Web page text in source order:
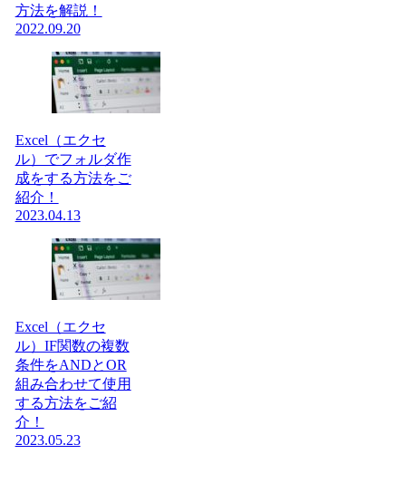
方法を解説！
2022.09.20
Excel（エクセ
ル）でフォルダ作
成をする方法をご
紹介！
2023.04.13
Excel（エクセ
ル）IF関数の複数
条件をANDとOR
組み合わせて使用
する方法をご紹
介！
2023.05.23